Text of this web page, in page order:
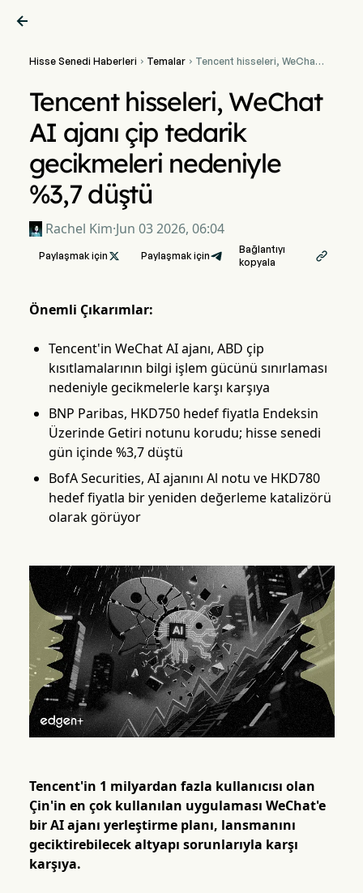

Hisse Senedi Haberleri  Temalar Tencent hisseleri, WeChat
düştü
Tencent hisseleri, WeChat
AI ajanı çip tedarik
gecikmeleri nedeniyle
%3,7 düştü
Rachel Kim·Jun 03 2026, 06:04
Paylaşmak için  Paylaşmak için
Bağlantıyı
kopyala

Önemli Çıkarımlar:
Tencent'in WeChat AI ajanı, ABD çip
kısıtlamalarının bilgi işlem gücünü sınırlaması
nedeniyle gecikmelerle karşı karşıya
BNP Paribas, HKD750 hedef fiyatla Endeksin
Üzerinde Getiri notunu korudu; hisse senedi
gün içinde %3,7 düştü
BofA Securities, AI ajanını Al notu ve HKD780
hedef fiyatla bir yeniden değerleme katalizörü
olarak görüyor
Tencent'in 1 milyardan fazla kullanıcısı olan
Çin'in en çok kullanılan uygulaması WeChat'e
bir AI ajanı yerleştirme planı, lansmanını
geciktirebilecek altyapı sorunlarıyla karşı
karşıya.